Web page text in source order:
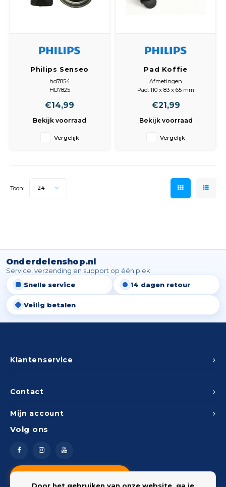
Philips Senseo
CRP100/01
Padhouder voor 1
hd7854
HD7825
HD7873
HD7855
HD7863 Afmetingen
€14,99
Bekijk voorraad
Vergelijk
Pad Koffie
padhouder 1 kops
Afmetingen
Pad: 110 x 83 x 65 mm
€21,99
Bekijk voorraad
Vergelijk
Toon: 24
Onderdelenshop.nl
Service, verzending en support op één plek
Snelle service
14 dagen retour
Veilig betalen
Contact
Klantenservice
Mijn account
Volg ons